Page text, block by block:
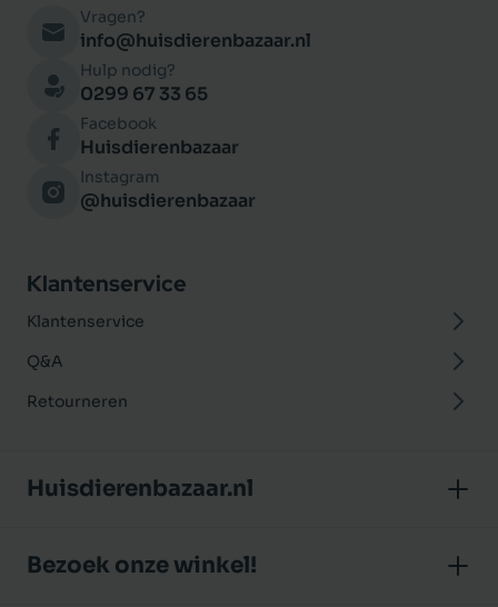
Vragen?
info@huisdierenbazaar.nl
Hulp nodig?
0299 67 33 65
Facebook
Huisdierenbazaar
Instagram
@huisdierenbazaar
Klantenservice
Klantenservice
Q&A
Retourneren
Huisdierenbazaar.nl
Bezoek onze winkel!